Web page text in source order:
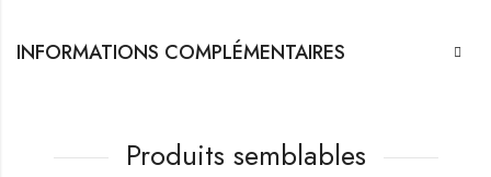
INFORMATIONS COMPLÉMENTAIRES
Produits semblables